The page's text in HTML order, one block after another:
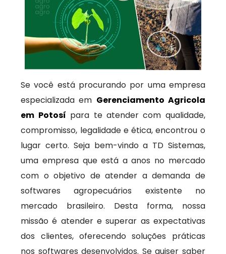
Se você está procurando por uma empresa
especializada em Gerenciamento Agricola
em Potosí para te atender com qualidade,
compromisso, legalidade e ética, encontrou o
lugar certo. Seja bem-vindo a TD Sistemas,
uma empresa que está a anos no mercado
com o objetivo de atender a demanda de
softwares agropecuários existente no
mercado brasileiro. Desta forma, nossa
missão é atender e superar as expectativas
dos clientes, oferecendo soluções práticas
nos softwares desenvolvidos. Se quiser saber